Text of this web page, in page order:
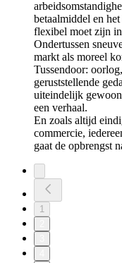
betaalmiddel en
flexibel moet zijn
Ondertussen
markt als moreel
Tussendoor:
geruststellende
uiteindelijk
een verhaal.
En zoals altijd
commercie,
gaat de opbrengst
1